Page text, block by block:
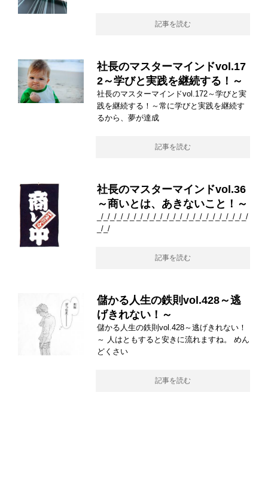
記事を読む
社長のマスターマインドvol.17
2～学びと実践を継続する！～
社長のマスターマインドvol.172～学びと実
践を継続する！～常に学びと実践を継続す
るから、夢が達成
記事を読む
社長のマスターマインドvol.36
～商いとは、あきないこと！～
_/_/_/_/_/_/_/_/_/_/_/_/_/_/_/_/_/_/_/_/_/_/_/
_/_/
記事を読む
儲かる人生の鉄則vol.428～逃
げきれない！～
儲かる人生の鉄則vol.428～逃げきれない！
～ 人はともすると安きに流れますね。 めん
どくさい
記事を読む